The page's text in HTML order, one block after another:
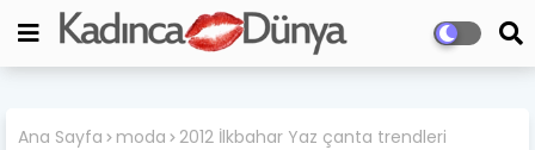
Ana Sayfa moda 2012 İlkbahar Yaz çanta trendleri